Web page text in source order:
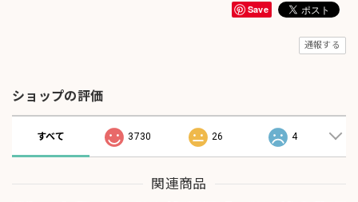
Save
通報する
ショップの評価
すべて 3730 26 4
関連商品